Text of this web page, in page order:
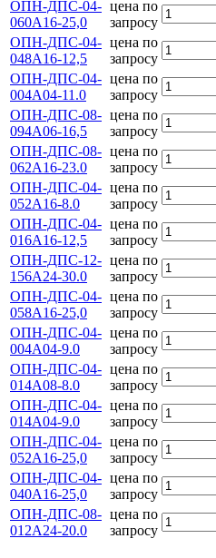
ОПН-ДПС-04-
060А16-25,0
цена по
запросу
ОПН-ДПС-04-
048А16-12,5
цена по
запросу
ОПН-ДПС-04-
004А04-11.0
цена по
запросу
ОПН-ДПС-08-
094А06-16,5
цена по
запросу
ОПН-ДПС-08-
062А16-23.0
цена по
запросу
ОПН-ДПС-04-
052А16-8.0
цена по
запросу
ОПН-ДПС-04-
016А16-12,5
цена по
запросу
ОПН-ДПС-12-
156А24-30.0
цена по
запросу
ОПН-ДПС-04-
058А16-25,0
цена по
запросу
ОПН-ДПС-04-
004А04-9.0
цена по
запросу
ОПН-ДПС-04-
014А08-8.0
цена по
запросу
ОПН-ДПС-04-
014А04-9.0
цена по
запросу
ОПН-ДПС-04-
052А16-25,0
цена по
запросу
ОПН-ДПС-04-
040А16-25,0
цена по
запросу
ОПН-ДПС-08-
012А24-20.0
цена по
запросу